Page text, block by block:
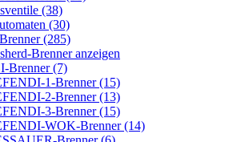
(38)
(30)
(285)
Brenner anzeigen
Brenner (7)
1-Brenner (15)
2-Brenner (13)
3-Brenner (15)
WOK-Brenner (14)